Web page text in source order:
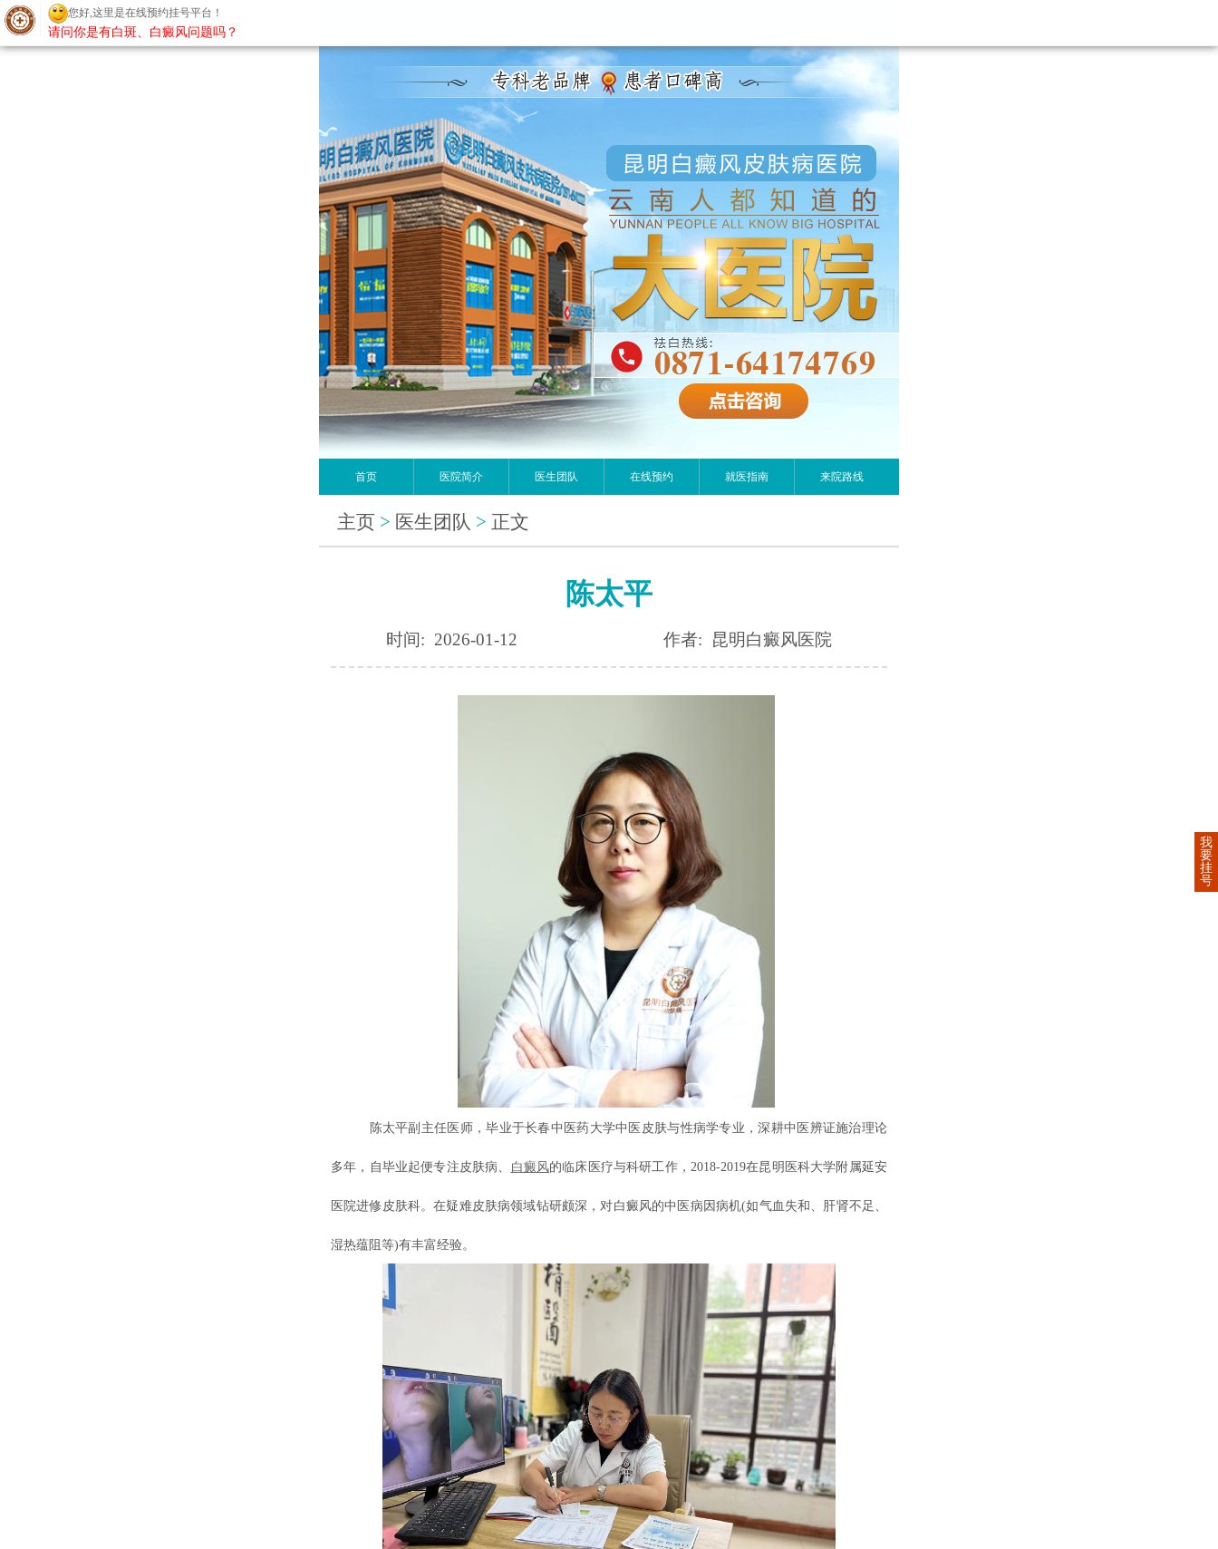
首页 医院简介 医生团队 在线预约 就医指南 来院路线
主页 > 医生团队 > 正文
陈太平
时间: 2026-01-12 作者: 昆明白癜风医院
陈太平副主任医师，毕业于长春中医药大学中医皮肤与性病学专业，深耕中医辨证施治理论
多年，自毕业起便专注皮肤病、 白癜风的临床医疗与科研工作，2018-2019在昆明医科大学附属延安
医院进修皮肤科。在疑难皮肤病领域钻研颇深，对白癜风的中医病因病机(如气血失和、肝肾不足、
湿热蕴阻等)有丰富经验。
我
要
挂
号
您好,这里是在线预约挂号平台！
请问你是有白斑、白癜风问题吗？